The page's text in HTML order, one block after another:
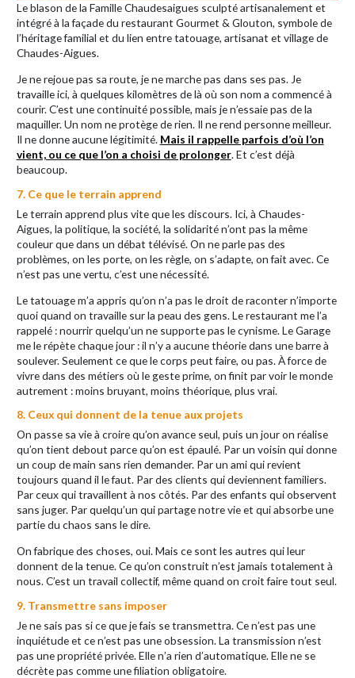
Le blason de la Famille Chaudesaigues sculpté artisanalement et
intégré à la façade du restaurant Gourmet & Glouton, symbole de
l’héritage familial et du lien entre tatouage, artisanat et village de
Chaudes-Aigues.
Je ne rejoue pas sa route, je ne marche pas dans ses pas. Je
travaille ici, à quelques kilomètres de là où son nom a commencé à
courir. C’est une continuité possible, mais je n’essaie pas de la
maquiller. Un nom ne protège de rien. Il ne rend personne meilleur.
Il ne donne aucune légitimité. Mais il rappelle parfois d’où l’on
vient, ou ce que l’on a choisi de prolonger. Et c’est déjà
beaucoup.
7. Ce que le terrain apprend
Le terrain apprend plus vite que les discours. Ici, à Chaudes-
Aigues, la politique, la société, la solidarité n’ont pas la même
couleur que dans un débat télévisé. On ne parle pas des
problèmes, on les porte, on les règle, on s’adapte, on fait avec. Ce
n’est pas une vertu, c’est une nécessité.
Le tatouage m’a appris qu’on n’a pas le droit de raconter n’importe
quoi quand on travaille sur la peau des gens. Le restaurant me l’a
rappelé : nourrir quelqu’un ne supporte pas le cynisme. Le Garage
me le répète chaque jour : il n’y a aucune théorie dans une barre à
soulever. Seulement ce que le corps peut faire, ou pas. À force de
vivre dans des métiers où le geste prime, on finit par voir le monde
autrement : moins bruyant, moins théorique, plus vrai.
8. Ceux qui donnent de la tenue aux projets
On passe sa vie à croire qu’on avance seul, puis un jour on réalise
qu’on tient debout parce qu’on est épaulé. Par un voisin qui donne
un coup de main sans rien demander. Par un ami qui revient
toujours quand il le faut. Par des clients qui deviennent familiers.
Par ceux qui travaillent à nos côtés. Par des enfants qui observent
sans juger. Par quelqu’un qui partage notre vie et qui absorbe une
partie du chaos sans le dire.
On fabrique des choses, oui. Mais ce sont les autres qui leur
donnent de la tenue. Ce qu’on construit n’est jamais totalement à
nous. C’est un travail collectif, même quand on croit faire tout seul.
9. Transmettre sans imposer
Je ne sais pas si ce que je fais se transmettra. Ce n’est pas une
inquiétude et ce n’est pas une obsession. La transmission n’est
pas une propriété privée. Elle n’a rien d’automatique. Elle ne se
décrète pas comme une filiation obligatoire.